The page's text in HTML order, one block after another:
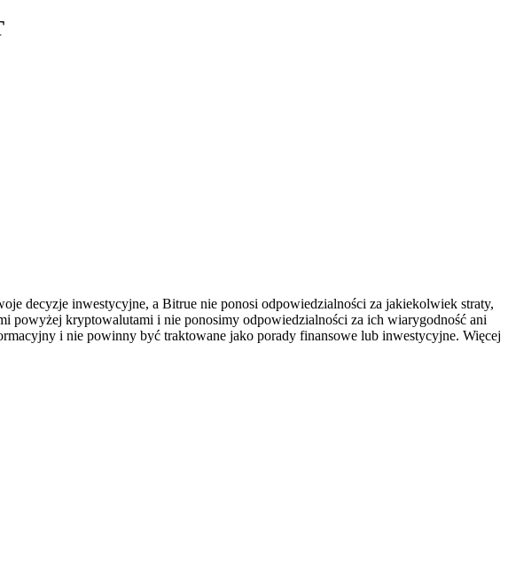
decyzje inwestycyjne, a Bitrue nie ponosi odpowiedzialności za jakiekolwiek straty,
powyżej kryptowalutami i nie ponosimy odpowiedzialności za ich wiarygodność ani
i nie powinny być traktowane jako porady finansowe lub inwestycyjne. Więcej